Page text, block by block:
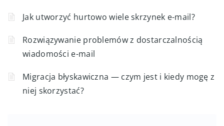
Jak utworzyć hurtowo wiele skrzynek e-mail?
Rozwiązywanie problemów z dostarczalnością
wiadomości e-mail
Migracja błyskawiczna — czym jest i kiedy mogę z
niej skorzystać?